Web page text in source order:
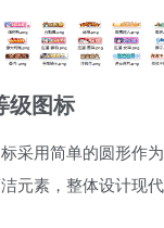
级图标
采用简单的圆形作
元素，整体设计现